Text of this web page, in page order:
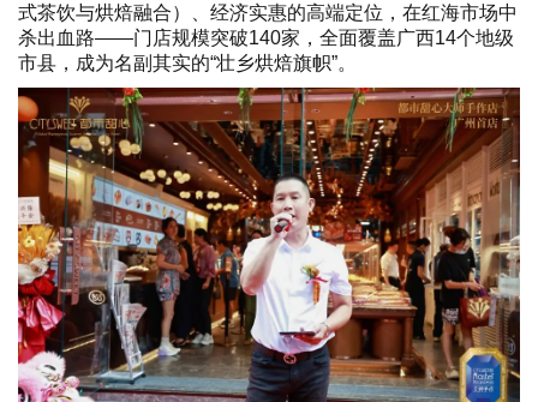
式茶饮与烘焙融合）、经济实惠的高端定位，在红海市场中
杀出血路——门店规模突破140家，全面覆盖广西14个地级
市县，成为名副其实的“壮乡烘焙旗帜”。